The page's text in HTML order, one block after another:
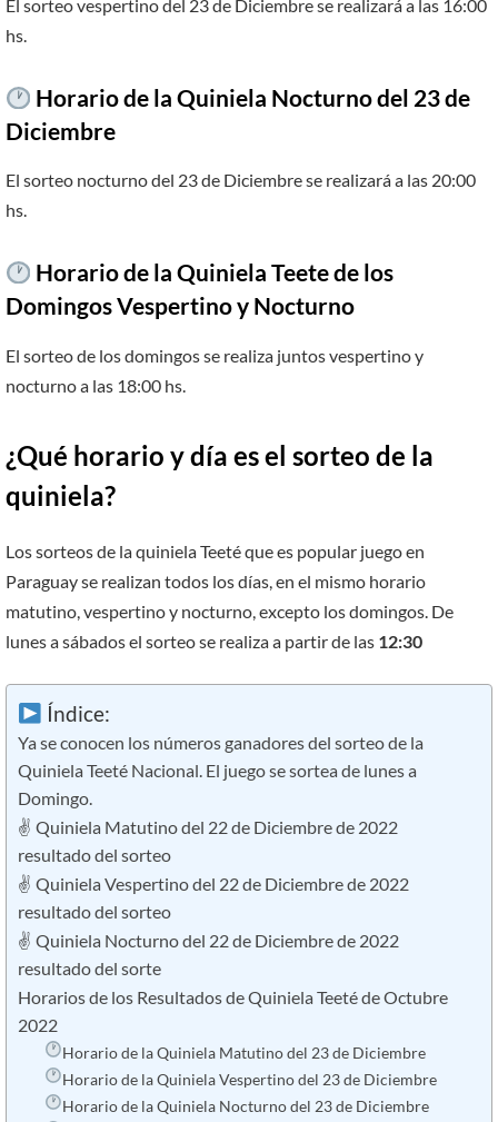
El sorteo vespertino del 23 de Diciembre se realizará a las 16:00
hs.
Horario de la Quiniela Nocturno del 23 de
Diciembre
El sorteo nocturno del 23 de Diciembre se realizará a las 20:00
hs.
Horario de la Quiniela Teete de los
Domingos Vespertino y Nocturno
El sorteo de los domingos se realiza juntos vespertino y
nocturno a las 18:00 hs.
¿Qué horario y día es el sorteo de la
quiniela?
Los sorteos de la quiniela Teeté que es popular juego en
Paraguay se realizan todos los días, en el mismo horario
matutino, vespertino y nocturno, excepto los domingos. De
lunes a sábados el sorteo se realiza a partir de las 12:30
Índice:
Ya se conocen los números ganadores del sorteo de la
Quiniela Teeté Nacional. El juego se sortea de lunes a
Domingo.
✌ Quiniela Matutino del 22 de Diciembre de 2022
resultado del sorteo
✌ Quiniela Vespertino del 22 de Diciembre de 2022
resultado del sorteo
✌ Quiniela Nocturno del 22 de Diciembre de 2022
resultado del sorte
Horarios de los Resultados de Quiniela Teeté de Octubre
2022
Horario de la Quiniela Matutino del 23 de Diciembre
Horario de la Quiniela Vespertino del 23 de Diciembre
Horario de la Quiniela Nocturno del 23 de Diciembre